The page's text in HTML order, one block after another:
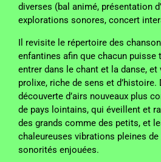
diverses (bal animé, présentation
explorations sonores, concert
Il revisite le répertoire des
enfantines afin que chacun puisse
entrer dans le chant et la danse,
prolixe, riche de sens et
découverte d’airs nouveaux plus
de pays lointains, qui éveillent et
des grands comme des petits, et
chaleureuses vibrations pleines
sonorités enjouées.